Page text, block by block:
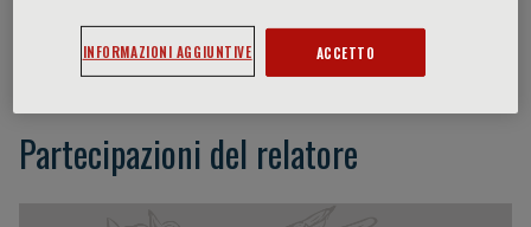
Francis N. Lavapie
Partecipazioni del relatore
INFORMAZIONI AGGIUNTIVE ACCETTO